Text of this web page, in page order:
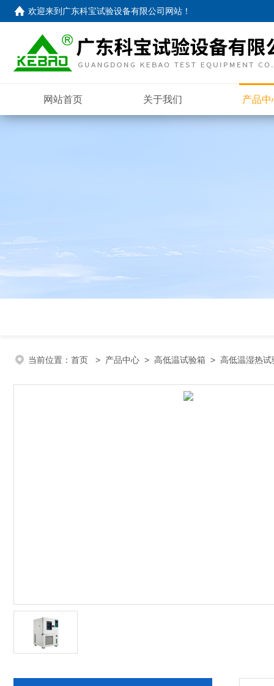
欢迎来到 广东科宝试验设备有限公司网站 ！
网站首页 关于我们 产品中
当前位置： 首页 > 产品中心 > 高低温试验箱 > 高低温湿热试